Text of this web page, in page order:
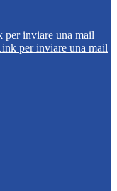
per inviare una mail
per inviare una mail